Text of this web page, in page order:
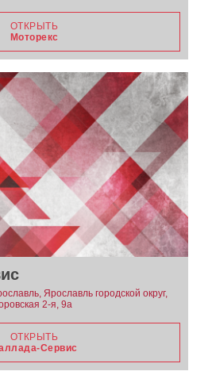
ОТКРЫТЬ
Моторекс
Ярославль городской округ,
2-я, 9а
ОТКРЫТЬ
Сервис